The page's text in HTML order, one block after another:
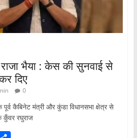
राजा भैया : केस की सुनवाई से
दिए
0
कैबिनेट मंत्री और कुंडा विधानसभा क्षेत्र से
कुँवर रघुराज